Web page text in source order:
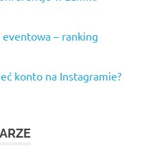
– ranking
konto na Instagramie?